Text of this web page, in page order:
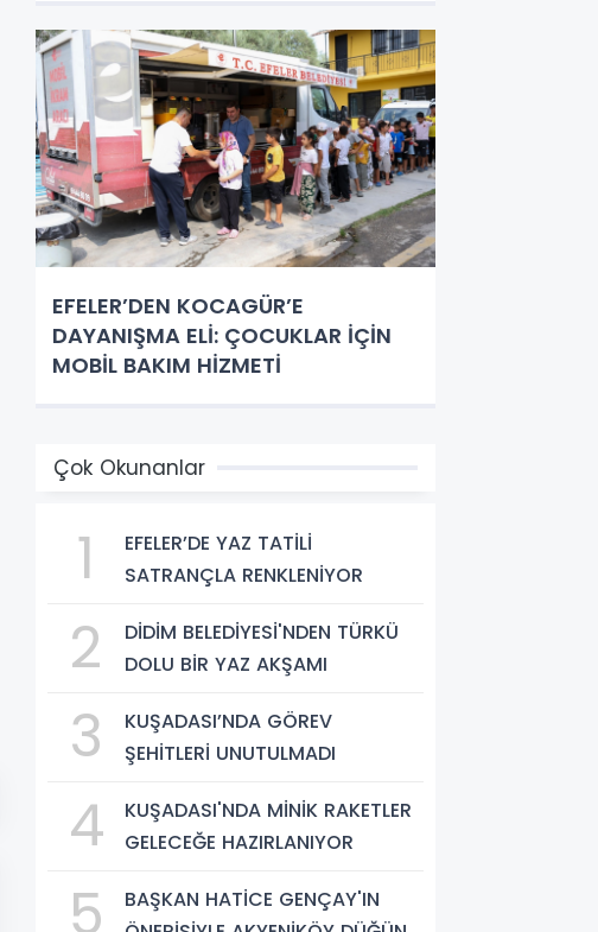
EFELER’DEN KOCAGÜR’E
DAYANIŞMA ELİ: ÇOCUKLAR İÇİN
MOBİL BAKIM HİZMETİ
Çok Okunanlar
1
EFELER’DE YAZ TATİLİ
SATRANÇLA RENKLENİYOR
2
DİDİM BELEDİYESİ'NDEN TÜRKÜ
DOLU BİR YAZ AKŞAMI
3
KUŞADASI’NDA GÖREV
ŞEHİTLERİ UNUTULMADI
4
KUŞADASI'NDA MİNİK RAKETLER
GELECEĞE HAZIRLANIYOR
5
BAŞKAN HATİCE GENÇAY'IN